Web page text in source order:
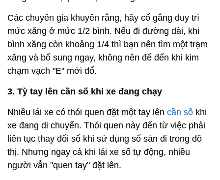
Các chuyên gia khuyên rằng, hãy cố gắng duy trì
mức xăng ở mức 1/2 bình. Nếu đi đường dài, khi
bình xăng còn khoảng 1/4 thì bạn nên tìm một trạm
xăng và bổ sung ngay, không nên để đến khi kim
chạm vạch "E" mới đổ.
3. Tỳ tay lên cần số khi xe đang chạy
Nhiều lái xe có thói quen đặt một tay lên cần số khi
xe đang di chuyển. Thói quen này đến từ việc phải
liên tục thay đổi số khi sử dụng số sàn đi trong đô
thị. Nhưng ngay cả khi lái xe số tự động, nhiều
người vẫn "quen tay" đặt lên.